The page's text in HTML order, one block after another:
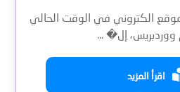
الكتروني في الوقت الحالي
ووردبريس، إل� ...
اقرأ المزيد